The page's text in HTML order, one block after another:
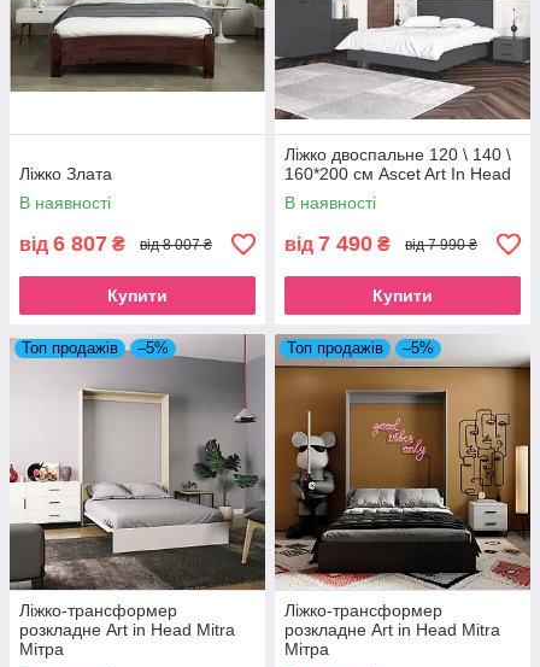
Ліжко Злата
В наявності
від 6 807 ₴ від 8 007 ₴
Купити
Ліжко двоспальне 120 \ 140 \
160*200 см Ascet Art In Head
В наявності
від 7 490 ₴ від 7 990 ₴
Купити
Топ продажів –5%
Ліжко-трансформер
розкладне Art in Head Mitra
Мітра
Топ продажів –5%
Ліжко-трансформер
розкладне Art in Head Mitra
Мітра